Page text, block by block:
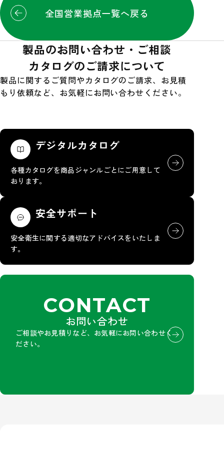
全国営業拠点一覧へ戻る
製品のお問い合わせ・ご相談
カタログのご請求について
製品に関するご質問やカタログのご請求、お見積
もり依頼など、お気軽にお問い合わせください。
デジタルカタログ
各種カタログを商品ジャンルごとにご用意して
おります。
安全サポート
安全衛生に関する適切なアドバイスをいたしま
す。
CONTACT
お問い合わせ
ご相談やお見積りなど、お気軽にお問い合わせく
ださい。